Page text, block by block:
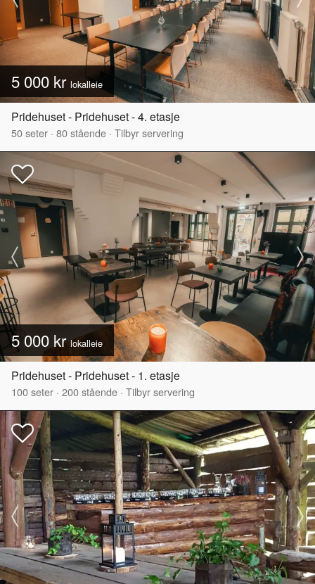
5 000 kr lokalleie
Pridehuset - Pridehuset - 4. etasje
50seter · 80stående · Tilbyr servering
5 000 krlokalleie
Pridehuset - Pridehuset - 1. etasje
100seter · 200stående · Tilbyr servering